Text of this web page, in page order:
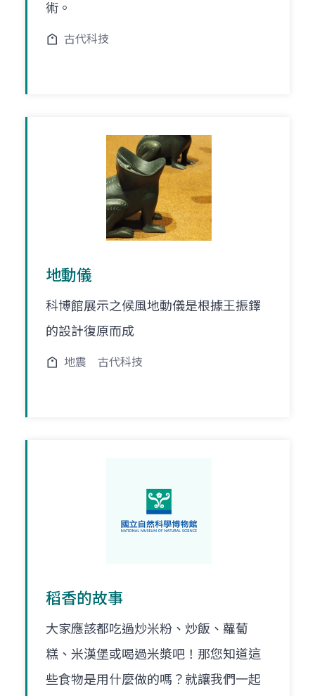
術。
古代科技
地動儀
科博館展示之候風地動儀是根據王振鐸
的設計復原而成
地震 古代科技
稻香的故事
大家應該都吃過炒米粉、炒飯、蘿蔔
糕、米漢堡或喝過米漿吧！那您知道這
些食物是用什麼做的嗎？就讓我們一起